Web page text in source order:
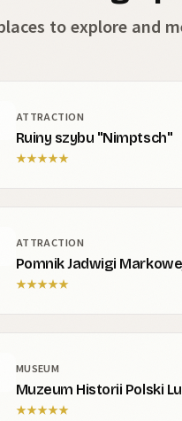
to explore and
ATTRACTION
Ruiny szybu "Nimptsch"
★★★★★
ATTRACTION
Pomnik Jadwigi
★★★★★
MUSEUM
Muzeum Historii Polski
★★★★★